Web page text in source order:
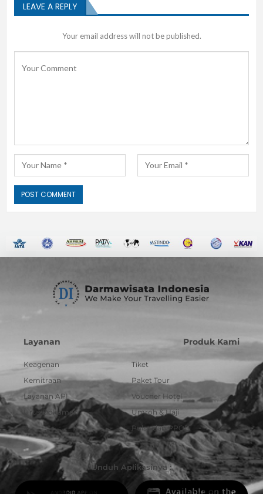
LEAVE A REPLY
Your email address will not be published.
Layanan
Keagenan
Kemitraan
Layanan API
Urus Dokumen
Produk Kami
Tiket
Paket Tour
Voucher Hotel
Umroh & Haji
Pulsa dan PPOB
Unduh Aplikasinya :